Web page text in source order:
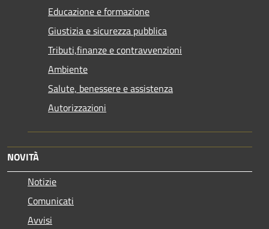
Educazione e formazione
Giustizia e sicurezza pubblica
Tributi,finanze e contravvenzioni
Ambiente
Salute, benessere e assistenza
Autorizzazioni
NOVITÀ
Notizie
Comunicati
Avvisi